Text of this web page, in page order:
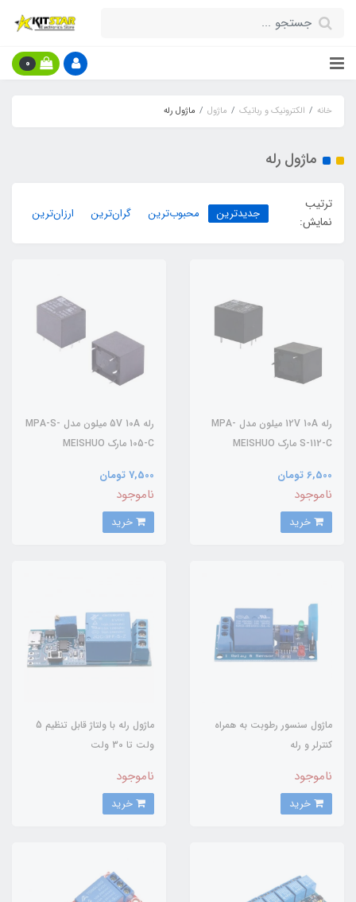
0
خانه الکترونیک و رباتیک ماژول ماژول رله
ماژول رله
ترتیب
نمایش:
جدیدترین محبوب‌ترین گران‌ترین ارزان‌ترین
رله 12V 10A میلون مدل MPA-
S-112-C مارک MEISHUO
6,500 تومان
ناموجود
رله 5V 10A میلون مدل MPA-S-
105-C مارک MEISHUO
7,500 تومان
ناموجود
ماژول سنسور رطوبت به همراه
کنترلر و رله
ناموجود
ماژول رله با ولتاژ قابل تنظیم 5
ولت تا 30 ولت
ناموجود